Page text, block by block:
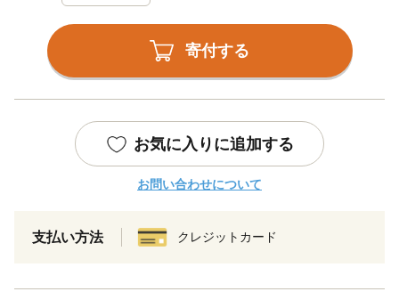
寄付する
お気に入りに追加する
お問い合わせについて
支払い方法 クレジットカード